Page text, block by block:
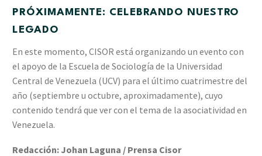
PRÓXIMAMENTE: CELEBRANDO NUESTRO
LEGADO
En este momento, CISOR está organizando un evento con
el apoyo de la Escuela de Sociología de la Universidad
Central de Venezuela (UCV) para el último cuatrimestre del
año (septiembre u octubre, aproximadamente), cuyo
contenido tendrá que ver con el tema de la asociatividad en
Venezuela.
Redacción: Johan Laguna / Prensa Cisor